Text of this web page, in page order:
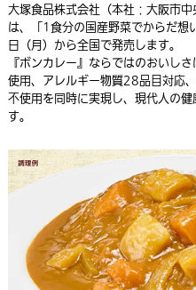
大塚食品株式会社（本社：大阪市中
は、「1食分の国産野菜でからだ想
日（月）から全国で発売します。
『ボンカレー』ならではのおいし
使用、アレルギー物質28品目対応、
不使用を同時に実現し、現代人の
す。